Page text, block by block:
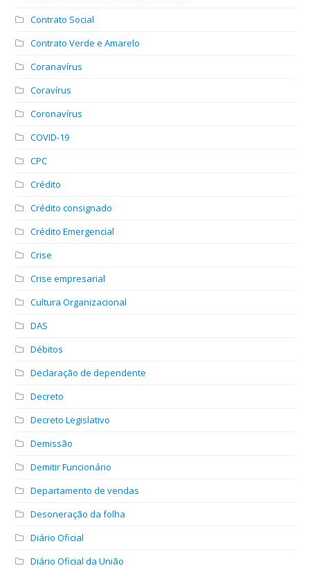
Contrato Social
Contrato Verde e Amarelo
Coranavírus
Coravírus
Coronavírus
COVID-19
CPC
Crédito
Crédito consignado
Crédito Emergencial
Crise
Crise empresarial
Cultura Organizacional
DAS
Débitos
Declaração de dependente
Decreto
Decreto Legislativo
Demissão
Demitir Funcionário
Departamento de vendas
Desoneração da folha
Diário Oficial
Diário Oficial da União